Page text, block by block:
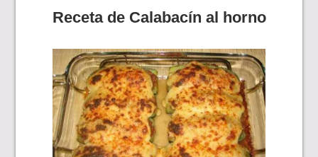
Receta de Calabacín al horno